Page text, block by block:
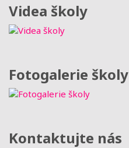
Videa školy
Fotogalerie školy
Kontaktujte nás